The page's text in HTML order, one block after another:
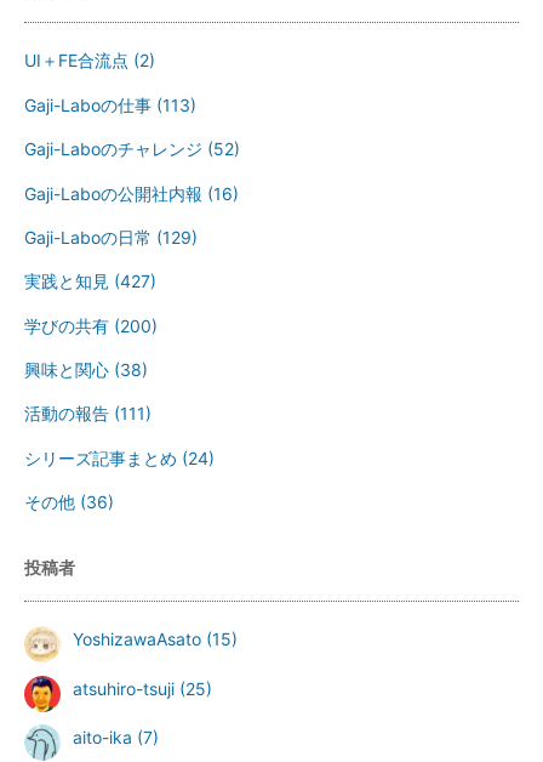
UI＋FE合流点 (2)
Gaji-Laboの仕事 (113)
Gaji-Laboのチャレンジ (52)
Gaji-Laboの公開社内報 (16)
Gaji-Laboの日常 (129)
実践と知見 (427)
学びの共有 (200)
興味と関心 (38)
活動の報告 (111)
シリーズ記事まとめ (24)
その他 (36)
投稿者
YoshizawaAsato (15)
atsuhiro-tsuji (25)
aito-ika (7)